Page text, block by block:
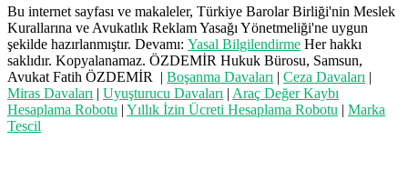
Bu internet sayfası ve makaleler, Türkiye Barolar Birliği'nin Meslek
Kurallarına ve Avukatlık Reklam Yasağı Yönetmeliği'ne uygun
şekilde hazırlanmıştır. Devamı: Yasal Bilgilendirme Her hakkı
saklıdır. Kopyalanamaz. ÖZDEMİR Hukuk Bürosu, Samsun,
Avukat Fatih ÖZDEMİR | Boşanma Davaları Ceza Davaları
Miras Davaları
Uyuşturucu Davaları Araç Değer Kaybı
Hesaplama Robotu Yıllık İzin Ücreti Hesaplama Robotu
Marka
Tescil